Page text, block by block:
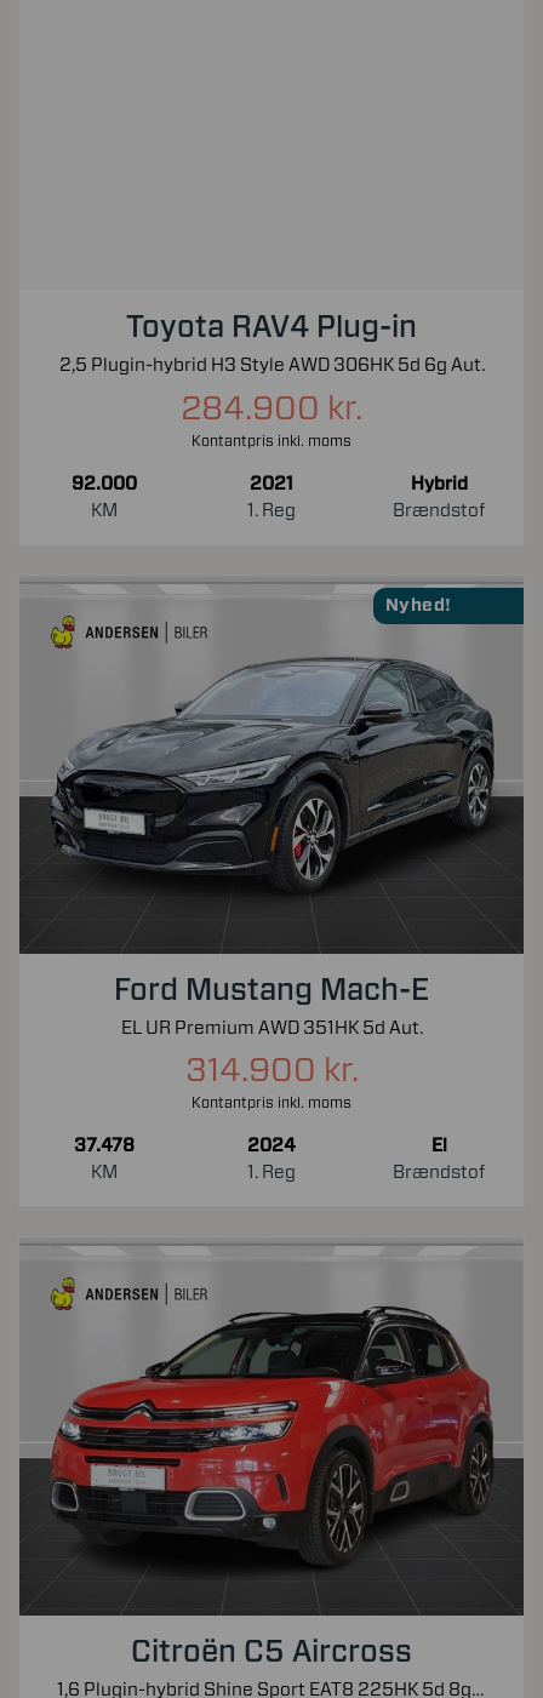
Toyota RAV4 Plug-in
2,5 Plugin-hybrid H3 Style AWD 306HK 5d 6g Aut.
284.900 kr.
Kontantpris inkl. moms
92.000
KM
2021
1. Reg
Hybrid
Brændstof
Nyhed!
Ford Mustang Mach-E
EL UR Premium AWD 351HK 5d Aut.
314.900 kr.
Kontantpris inkl. moms
37.478
KM
2024
1. Reg
El
Brændstof
Citroën C5 Aircross
1,6 Plugin-hybrid Shine Sport EAT8 225HK 5d 8g Aut.